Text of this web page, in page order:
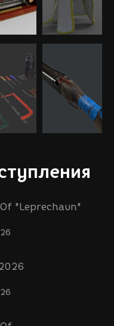
"Leprechaun"